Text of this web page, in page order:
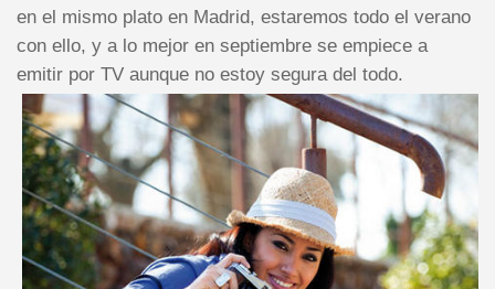
en el mismo plato en Madrid, estaremos todo el verano
con ello, y a lo mejor en septiembre se empiece a
emitir por TV aunque no estoy segura del todo.